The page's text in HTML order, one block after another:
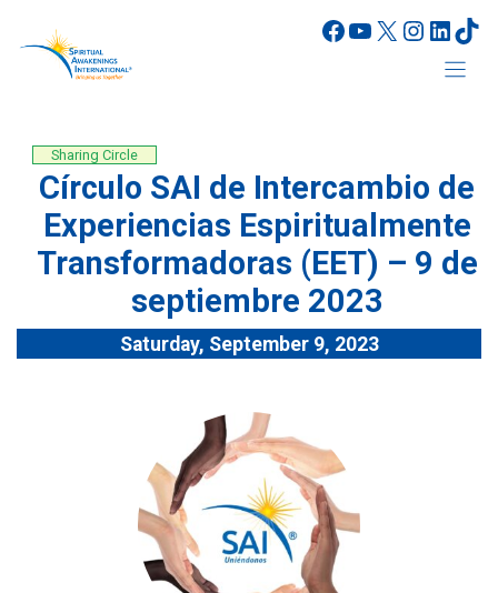
content
Facebook
YouTube
X
Sharing Circle
Círculo SAI de Intercambio de
Experiencias Espiritualmente
Transformadoras (EET) – 9 de
septiembre 2023
Saturday, September 9, 2023